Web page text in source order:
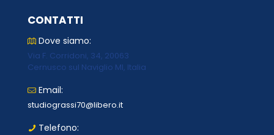
CONTATTI
Dove siamo:
Via F. Corridoni, 34, 20063
Cernusco sul Naviglio MI, Italia
Email:
studiograssi70@libero.it
Telefono: